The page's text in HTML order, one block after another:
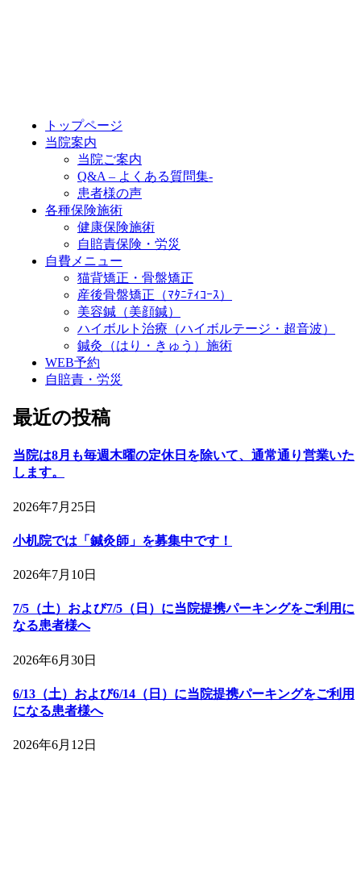
トップページ
当院案内
当院ご案内
Q&A – よくある質問集-
患者様の声
各種保険施術
健康保険施術
自賠責保険・労災
自費メニュー
猫背矯正・骨盤矯正
産後骨盤矯正（ﾏﾀﾆﾃｨｺｰｽ）
美容鍼（美顔鍼）
ハイボルト治療（ハイボルテージ・超音波）
鍼灸（はり・きゅう）施術
WEB予約
自賠責・労災
最近の投稿
当院は8月も毎週木曜の定休日を除いて、通常通り営業いた
します。
2026年7月25日
小机院では「鍼灸師」を募集中です！
2026年7月10日
7/5（土）および7/5（日）に当院提携パーキングをご利用に
なる患者様へ
2026年6月30日
6/13（土）および6/14（日）に当院提携パーキングをご利用
になる患者様へ
2026年6月12日